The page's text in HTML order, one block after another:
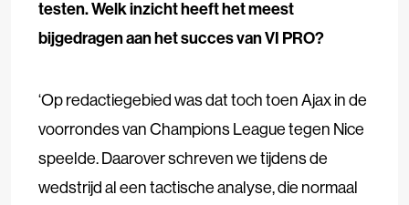
testen. Welk inzicht heeft het meest
bijgedragen aan het succes van VI PRO?
‘Op redactiegebied was dat toch toen Ajax in de
voorrondes van Champions League tegen Nice
speelde. Daarover schreven we tijdens de
wedstrijd al een tactische analyse, die normaal